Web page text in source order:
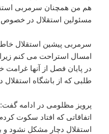
هم من همچنان سرمربی
مسئولین استقلال در
سرمربی پیشین استقلال
امسال استراحت می کنم زیرا
در پایان فصل از آنها غرامت
طلبی که از باشگاه استقلال
پرویز مظلومی در ادامه
اتفاقاتی که افتاد سکوت
استقلال دچار مشکل نشود و